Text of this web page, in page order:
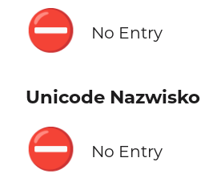
⛔ No Entry
Unicode Nazwisko
⛔ No Entry